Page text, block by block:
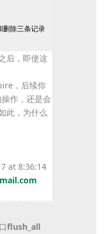
删除三条记录
后，即使这
， 后续你
作，还是会
此，为什么
at 8:36:14
flush_all